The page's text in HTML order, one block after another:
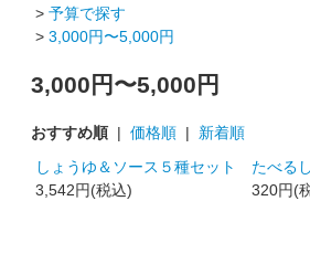
>予算で探す
>3,000円〜5,000円
3,000円〜5,000円
おすすめ順 |価格順 | 新着順
しょうゆ＆ソース５種セット
3,542円(税込)
たべる
320円(